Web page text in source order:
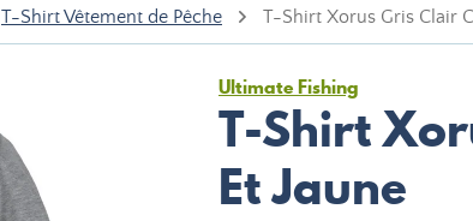
T-Shirt Vêtement de Pêche T-Shirt Xorus Gris Clair
Ultimate Fishing
T-Shirt
Et Jaune